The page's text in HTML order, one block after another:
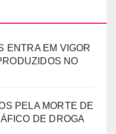
ENTRA EM VIGOR
NO
PELA MORTE DE
DE DROGA